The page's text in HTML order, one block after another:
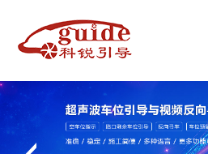
产品中心
案例展示
服务中心
新闻中心
视频中心